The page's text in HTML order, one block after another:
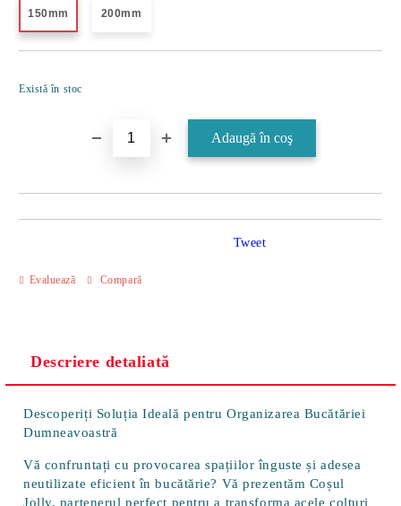
150mm 200mm
Există în stoc
Evaluează Compară
Tweet
Descriere detaliată
Descoperiți Soluția Ideală pentru Organizarea Bucătăriei
Dumneavoastră
Vă confruntați cu provocarea spațiilor înguste și adesea
neutilizate eficient în bucătărie? Vă prezentăm Coșul
Jolly, partenerul perfect pentru a transforma acele colțuri